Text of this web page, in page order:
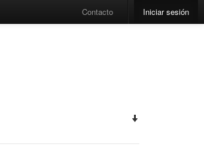
Contacto Iniciar sesión